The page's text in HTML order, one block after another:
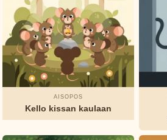
Iltasadut
Klassikoita
Huumori
Mysteerit
Elsa
Beskow
George
Haven
Putnam
Grimmin
veljekset
AISOPOS
Kello kissan kaulaan